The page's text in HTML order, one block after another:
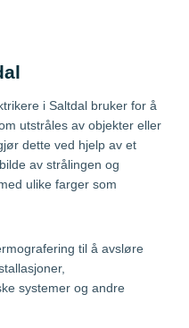
i Saltdal bruker for å
utstråles av objekter eller
dette ved hjelp av et
av strålingen og
ulike farger som
til å avsløre
systemer og andre